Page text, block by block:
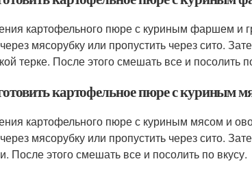
картофельного пюре с куриным фаршем и
мясорубку или пропустить через сито.
терке. После этого смешать все и посолить
картофельное пюре с куриным
картофельного пюре с куриным мясом и
мясорубку или пропустить через сито.
После этого смешать все и посолить по вкусу.